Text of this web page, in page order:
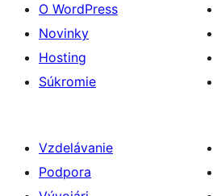
O WordPress
Novinky
Hosting
Súkromie
Vzdelávanie
Podpora